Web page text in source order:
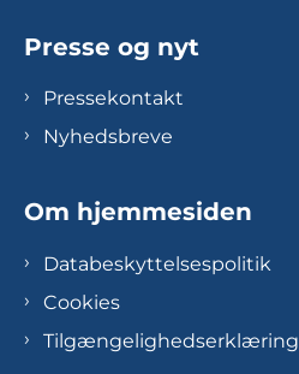
Presse og nyt
Pressekontakt
Nyhedsbreve
Om hjemmesiden
Databeskyttelsespolitik
Cookies
Tilgængelighedserklæring